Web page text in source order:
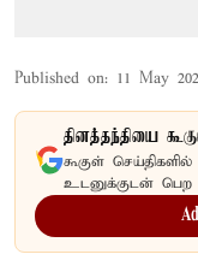
Published on: 11 May
தினத்தந்தியை
கூகுள்
உடனுக்குடன் பெற